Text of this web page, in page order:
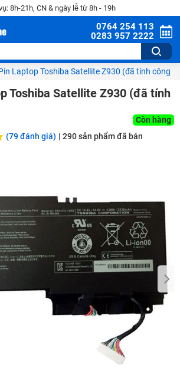
8h-21h, CN & ngày lễ từ 8h - 19h
0764 254 113
0283 957 2222
Laptop Toshiba Satellite Z930 (đã tính công)
Toshiba Satellite Z930 (đã tính
Còn hàng
(79 đánh giá) | 290sản phẩm đã bán